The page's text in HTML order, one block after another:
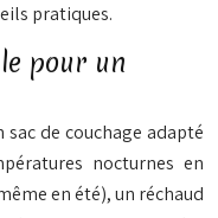
pratiques.
pour un
de couchage adapté
nocturnes en
en été), un réchaud